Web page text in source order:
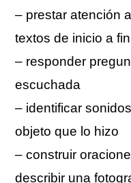
– prestar atención
textos de inicio a fin
– responder
escuchada
– identificar
objeto que lo hizo
– construir
describir una